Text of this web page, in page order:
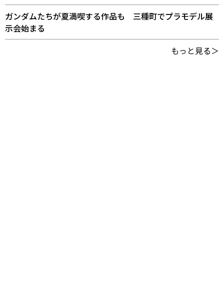
ガンダムたちが夏満喫する作品も 三種町でプラモデル展
示会始まる
もっと見る＞